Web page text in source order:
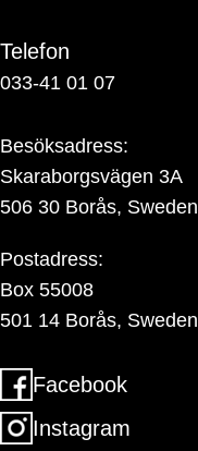
Telefon
033-41 01 07
Besöksadress:
Skaraborgsvägen 3A
506 30 Borås, Sweden
Postadress:
Box 55008
501 14 Borås, Sweden
Facebook
Instagram